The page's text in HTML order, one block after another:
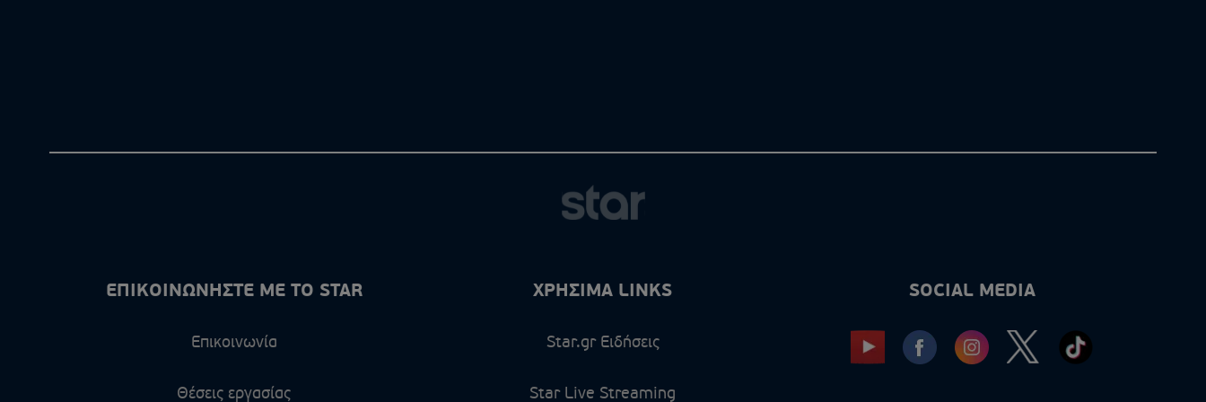
ΕΠΙΚΟΙΝΩΝΗΣΤΕ ΜΕ ΤΟ STAR
Επικοινωνία
Θέσεις εργασίας
ΧΡΗΣΙΜΑ LINKS
Star.gr Ειδήσεις
Star Live Streaming
SOCIAL MEDIA